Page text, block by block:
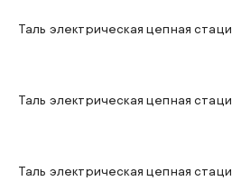
Таль электрическая цепная
Грузоподъемность
Таль электрическая цепная
Грузоподъемность
Таль электрическая цепная